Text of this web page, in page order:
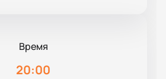
Время
20:00